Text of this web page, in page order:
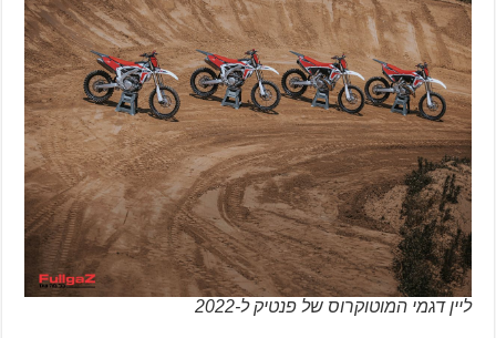
ליין דגמי המוטוקרוס של פנטיק ל-2022